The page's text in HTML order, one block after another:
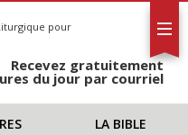
pour
Recevez gratuitement
du jour par courriel
LA BIBLE